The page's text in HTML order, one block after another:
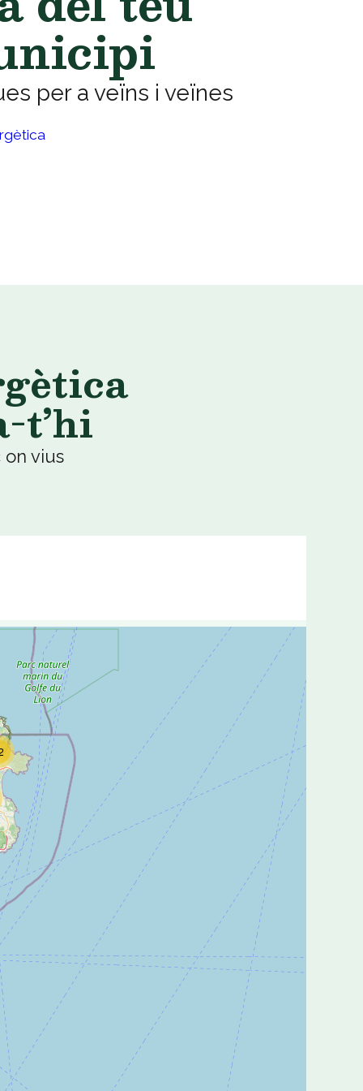
per a veïns i veïnes
t’hi
vius